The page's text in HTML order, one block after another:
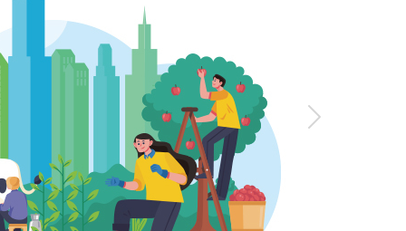
Next